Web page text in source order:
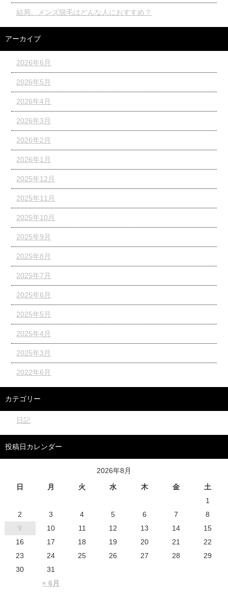
結局、メンズ脱毛はどんな人におすすめ？
アーカイブ
2026年6月
2026年5月
2026年4月
2026年3月
2026年2月
2026年1月
2025年12月
2025年11月
2025年10月
2025年9月
2025年8月
2025年7月
2025年6月
2025年5月
2025年4月
2025年3月
2022年6月
カテゴリー
日記
投稿日カレンダー
2026年8月
日
月 火 水 木 金 土
« 6月
1
2
3 4 5 6 7
8
9
10 11 12 13 14
15
16
17 18 19 20 21
22
23
24 25 26 27 28
29
30
31